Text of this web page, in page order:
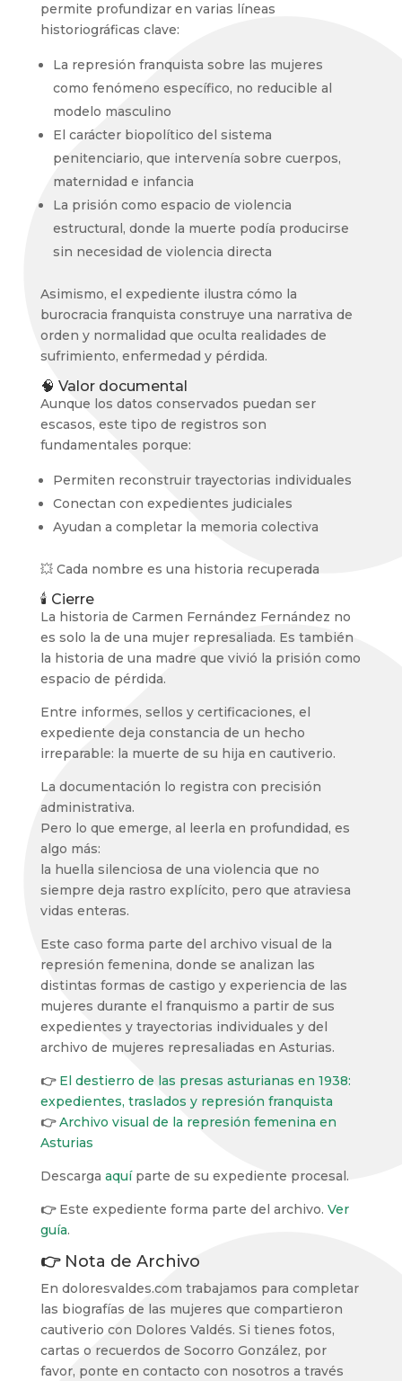
permite profundizar en varias líneas
historiográficas clave:
La represión franquista sobre las mujeres
como fenómeno específico, no reducible al
modelo masculino
El carácter biopolítico del sistema
penitenciario, que intervenía sobre cuerpos,
maternidad e infancia
La prisión como espacio de violencia
estructural, donde la muerte podía producirse
sin necesidad de violencia directa
Asimismo, el expediente ilustra cómo la
burocracia franquista construye una narrativa de
orden y normalidad que oculta realidades de
sufrimiento, enfermedad y pérdida.
🧠 Valor documental
Aunque los datos conservados puedan ser
escasos, este tipo de registros son
fundamentales porque:
Permiten reconstruir trayectorias individuales
Conectan con expedientes judiciales
Ayudan a completar la memoria colectiva
💥 Cada nombre es una historia recuperada
🕯️ Cierre
La historia de Carmen Fernández Fernández no
es solo la de una mujer represaliada. Es también
la historia de una madre que vivió la prisión como
espacio de pérdida.
Entre informes, sellos y certificaciones, el
expediente deja constancia de un hecho
irreparable: la muerte de su hija en cautiverio.
La documentación lo registra con precisión
administrativa.
Pero lo que emerge, al leerla en profundidad, es
algo más:
la huella silenciosa de una violencia que no
siempre deja rastro explícito, pero que atraviesa
vidas enteras.
Este caso forma parte del archivo visual de la
represión femenina, donde se analizan las
distintas formas de castigo y experiencia de las
mujeres durante el franquismo a partir de sus
expedientes y trayectorias individuales y del
archivo de mujeres represaliadas en Asturias.
👉 El destierro de las presas asturianas en 1938:
expedientes, traslados y represión franquista
👉 Archivo visual de la represión femenina en
Asturias
Descarga aquíparte de su expediente procesal.
👉 Este expediente forma parte del archivo. Ver
guía.
👉 Nota de Archivo
En doloresvaldes.com trabajamos para completar
las biografías de las mujeres que compartieron
cautiverio con Dolores Valdés. Si tienes fotos,
cartas o recuerdos de Socorro González, por
favor, ponte en contacto con nosotros a través